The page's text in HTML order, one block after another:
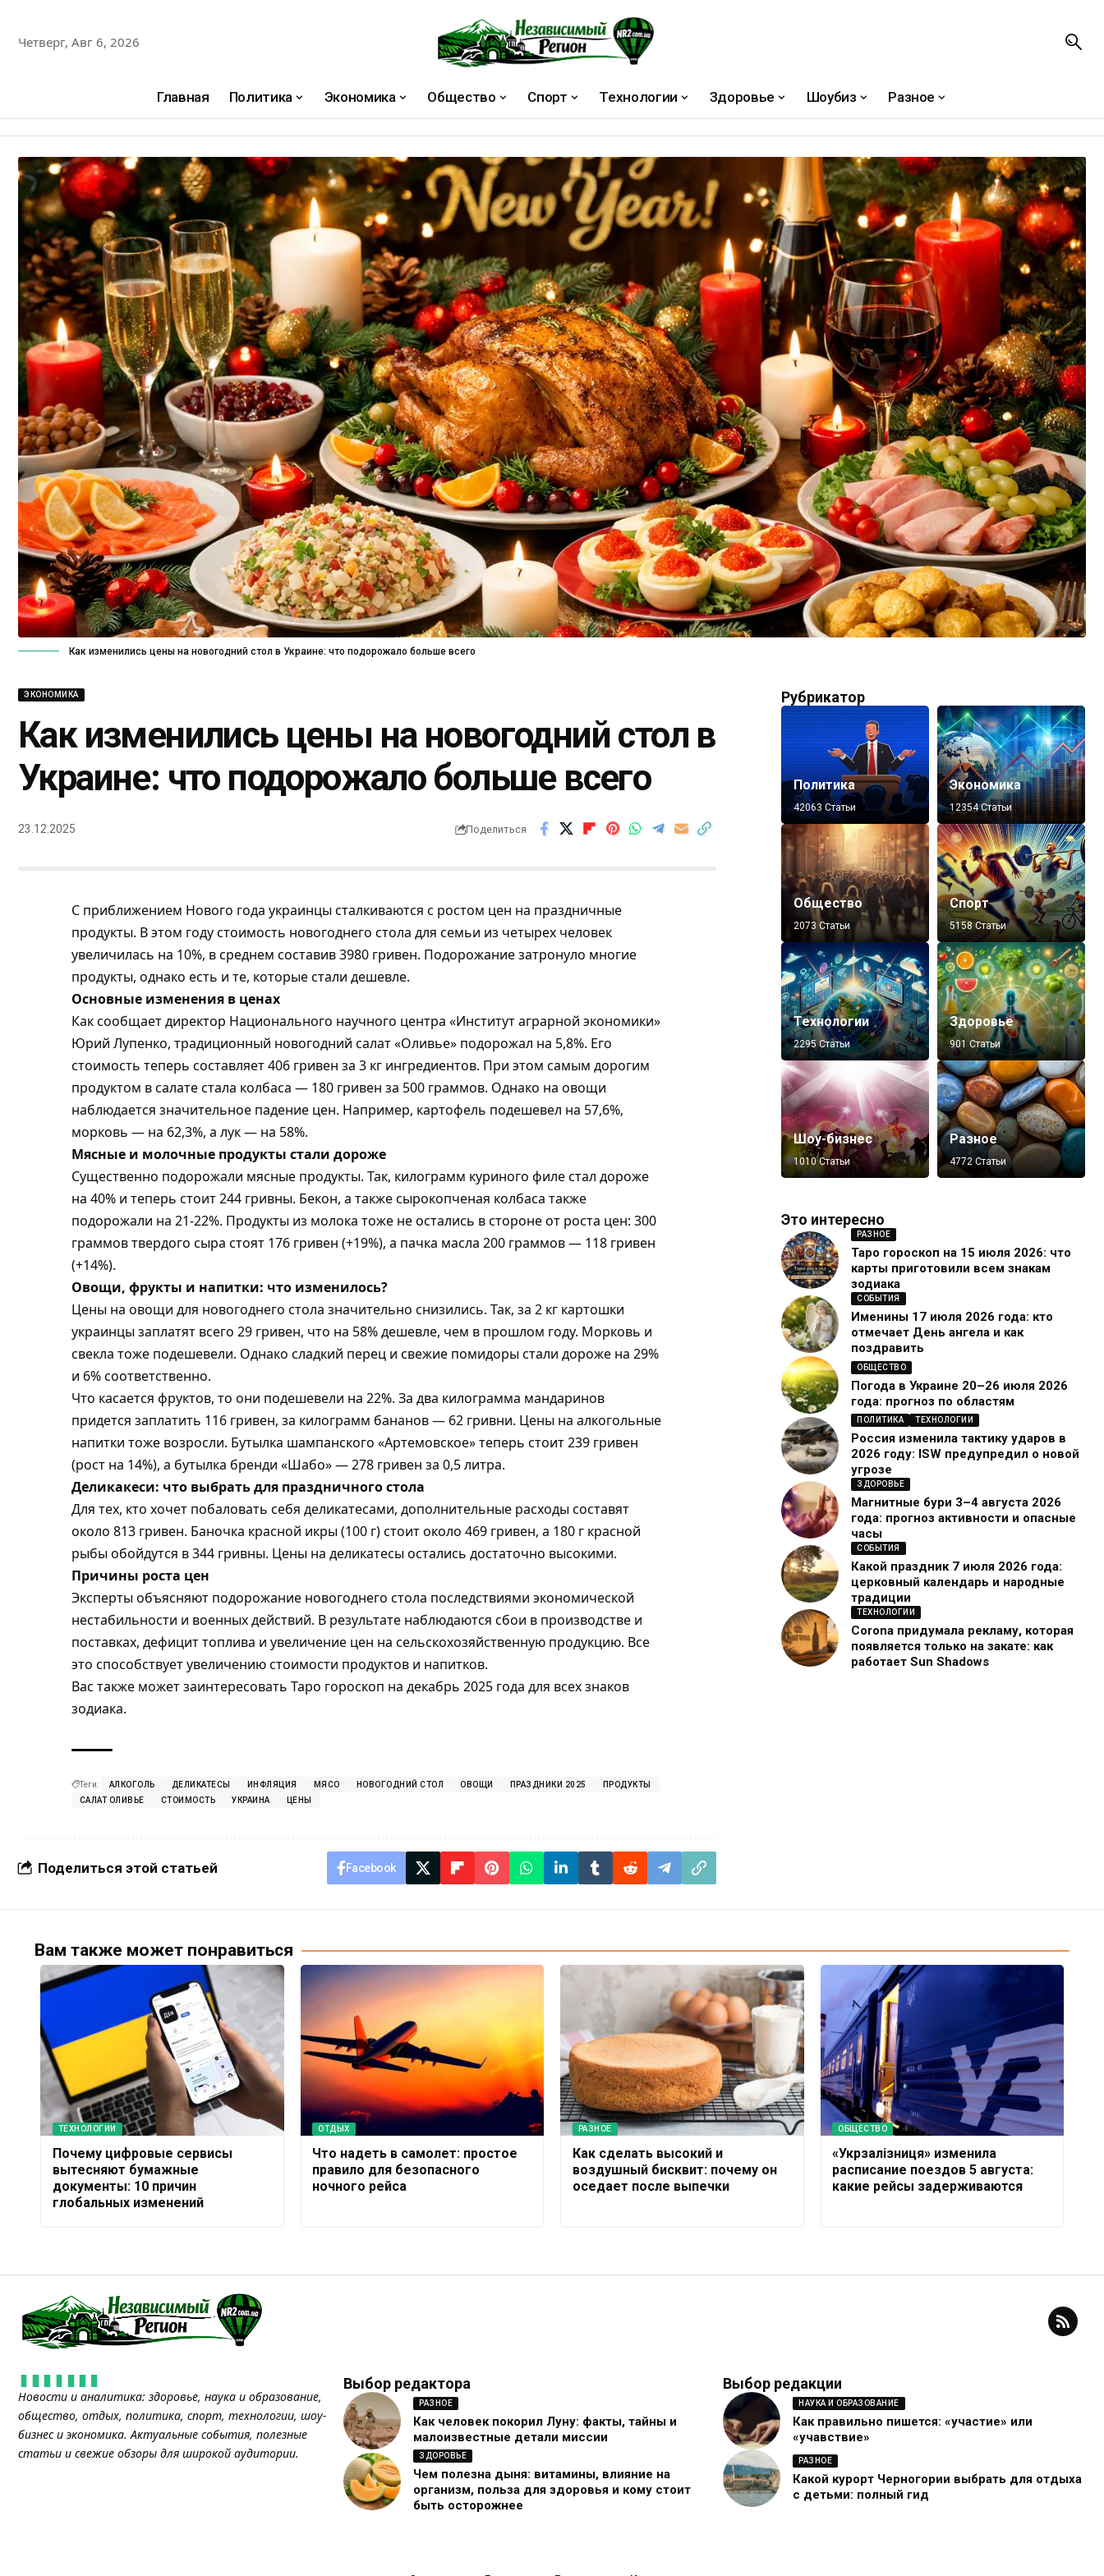
Четверг, Авг 6, 2026
Главная Политика Экономика Общество Спорт Технологии Здоровье Шоубиз Разное
Как изменились цены на новогодний стол в Украине: что подорожало больше всего
ЭКОНОМИКА
Как изменились цены на новогодний стол в
Украине: что подорожало больше всего
23.12.2025 Поделиться
С приближением Нового года украинцы сталкиваются с ростом цен на праздничные
продукты. В этом году стоимость новогоднего стола для семьи из четырех человек
увеличилась на 10%, в среднем составив 3980 гривен. Подорожание затронуло многие
продукты, однако есть и те, которые стали дешевле.
Основные изменения в ценах
Как сообщаетдиректор Национального научного центра «Институт аграрной экономики»
Юрий Лупенко, традиционный новогодний салат «Оливье» подорожал на 5,8%. Его
стоимость теперь составляет 406 гривен за 3 кг ингредиентов. При этом самым дорогим
продуктом в салате стала колбаса — 180 гривен за 500 граммов. Однако на овощи
наблюдается значительное падение цен. Например, картофель подешевел на 57,6%,
морковь — на 62,3%, а лук — на 58%.
Мясные и молочные продукты стали дороже
Существенно подорожали мясные продукты. Так, килограмм куриного филе стал дороже
на 40% и теперь стоит 244 гривны. Бекон, а также сырокопченая колбаса также
подорожали на 21-22%. Продукты из молока тоже не остались в стороне от роста цен: 300
граммов твердого сыра стоят 176 гривен (+19%), а пачка масла 200 граммов — 118 гривен
(+14%).
Овощи, фрукты и напитки: что изменилось?
Цены на овощи для новогоднего стола значительно снизились. Так, за 2 кг картошки
украинцы заплатят всего 29 гривен, что на 58% дешевле, чем в прошлом году. Морковь и
свекла тоже подешевели. Однако сладкий перец и свежие помидоры стали дороже на 29%
и 6% соответственно.
Что касается фруктов, то они подешевели на 22%. За два килограмма мандаринов
придется заплатить 116 гривен, за килограмм бананов — 62 гривни. Цены на алкогольные
напитки тоже возросли. Бутылка шампанского «Артемовское» теперь стоит 239 гривен
(рост на 14%), а бутылка бренди «Шабо» — 278 гривен за 0,5 литра.
Деликакеси: что выбрать для праздничного стола
Для тех, кто хочет побаловать себя деликатесами, дополнительные расходы составят
около 813 гривен. Баночка красной икры (100 г) стоит около 469 гривен, а 180 г красной
рыбы обойдутся в 344 гривны. Цены на деликатесы остались достаточно высокими.
Причины роста цен
Эксперты объясняют подорожание новогоднего стола последствиями экономической
нестабильности и военных действий. В результате наблюдаются сбои в производстве и
поставках, дефицит топлива и увеличение цен на сельскохозяйственную продукцию. Все
это способствует увеличению стоимости продуктов и напитков.
Вас также может заинтересовать Таро гороскоп на декабрь 2025года для всех знаков
зодиака.
Теги: АЛКОГОЛЬ ДЕЛИКАТЕСЫ ИНФЛЯЦИЯ МЯСО НОВОГОДНИЙ СТОЛ ОВОЩИ ПРАЗДНИКИ 2025
ПРОДУКТЫ
САЛАТ ОЛИВЬЕ
СТОИМОСТЬ УКРАИНА ЦЕНЫ
Поделиться этой статьей Facebook
Рубрикатор
Политика
42063 Статьи
Экономика
12354 Статьи
Общество
2073 Статьи
Спорт
5158 Статьи
Технологии
2295 Статьи
Здоровье
901 Статьи
Шоу-бизнес
1010 Статьи
Разное
4772 Статьи
Это интересно
РАЗНОЕ
Таро гороскоп на 15 июля 2026: что
карты приготовили всем знакам
зодиака
СОБЫТИЯ
Именины 17 июля 2026 года: кто
отмечает День ангела и как
поздравить
ОБЩЕСТВО
Погода в Украине 20–26 июля 2026
года: прогноз по областям
ПОЛИТИКА ТЕХНОЛОГИИ
Россия изменила тактику ударов в
2026 году: ISW предупредил о новой
угрозе
ЗДОРОВЬЕ
Магнитные бури 3–4 августа 2026
года: прогноз активности и опасные
часы
СОБЫТИЯ
Какой праздник 7 июля 2026 года:
церковный календарь и народные
традиции
ТЕХНОЛОГИИ
Corona придумала рекламу, которая
появляется только на закате: как
работает Sun Shadows
Вам также может понравиться
ТЕХНОЛОГИИ
Почему цифровые сервисы
вытесняют бумажные
документы: 10 причин
глобальных изменений
ОТДЫХ
Что надеть в самолет: простое
правило для безопасного
ночного рейса
РАЗНОЕ
Как сделать высокий и
воздушный бисквит: почему он
оседает после выпечки
ОБЩЕСТВО
«Укрзалізниця» изменила
расписание поездов 5 августа:
какие рейсы задерживаются
Новости и аналитика: здоровье, наука и образование,
общество, отдых, политика, спорт, технологии, шоу-
бизнес и экономика. Актуальные события, полезные
статьи и свежие обзоры для широкой аудитории.
Выбор редактора
РАЗНОЕ
Как человек покорил Луну: факты, тайны и
малоизвестные детали миссии
ЗДОРОВЬЕ
Чем полезна дыня: витамины, влияние на
организм, польза для здоровья и кому стоит
быть осторожнее
Выбор редакции
НАУКА И ОБРАЗОВАНИЕ
Как правильно пишется: «участие» или
«учавствие»
РАЗНОЕ
Какой курорт Черногории выбрать для отдыха
с детьми: полный гид